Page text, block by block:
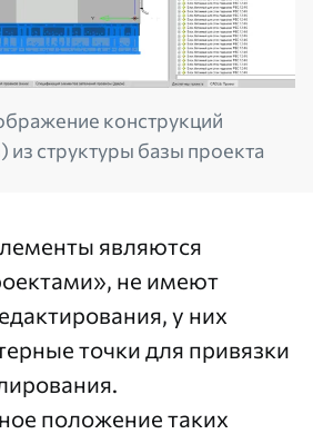
конструкций
структуры базы проекта
являются
не имеют
у них
точки для привязки
положение таких